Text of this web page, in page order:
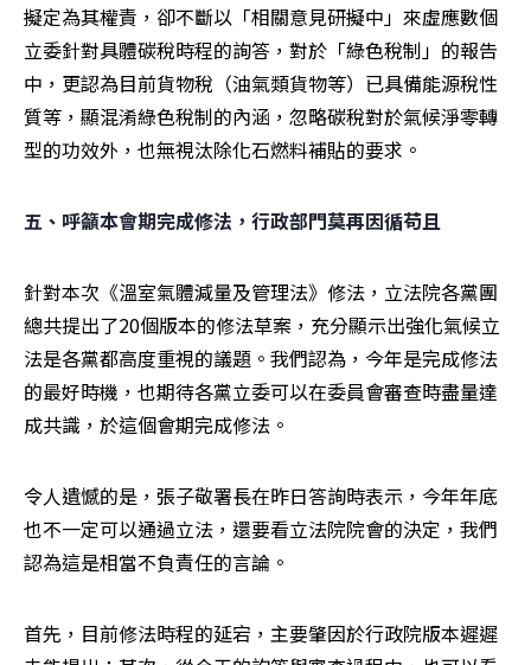
擬定為其權責，卻不斷以「相關意見研擬中」來虛應數個
立委針對具體碳稅時程的詢答，對於「綠色稅制」的報告
中，更認為目前貨物稅（油氣類貨物等）已具備能源稅性
質等，顯混淆綠色稅制的內涵，忽略碳稅對於氣候淨零轉
型的功效外，也無視汰除化石燃料補貼的要求。
五、呼籲本會期完成修法，行政部門莫再因循苟且
針對本次《溫室氣體減量及管理法》修法，立法院各黨團
總共提出了20個版本的修法草案，充分顯示出強化氣候立
法是各黨都高度重視的議題。我們認為，今年是完成修法
的最好時機，也期待各黨立委可以在委員會審查時盡量達
成共識，於這個會期完成修法。
令人遺憾的是，張子敬署長在昨日答詢時表示，今年年底
也不一定可以通過立法，還要看立法院院會的決定，我們
認為這是相當不負責任的言論。
首先，目前修法時程的延宕，主要肇因於行政院版本遲遲